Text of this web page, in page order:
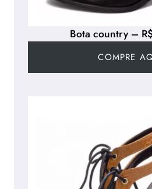
Bota country –
COMPRE